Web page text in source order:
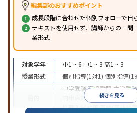
編集部のおすすめポイント
成長段階に合わせた個別フォローで自
テキストを使用せず、講師からの一問
業形式
続きを見る
対象学年 小1 ~ 6 中1 ~ 3 高1 ~ 3
授業形式
個別指導(1対1) 個別指導(1
中学受験高校受験大学受験
内申点対策
学習習慣の定着
推薦入試対策英検(英語検